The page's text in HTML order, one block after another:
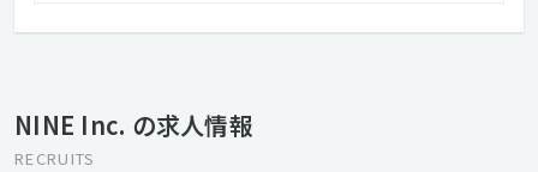
NINE Inc. の求人情報
RECRUITS